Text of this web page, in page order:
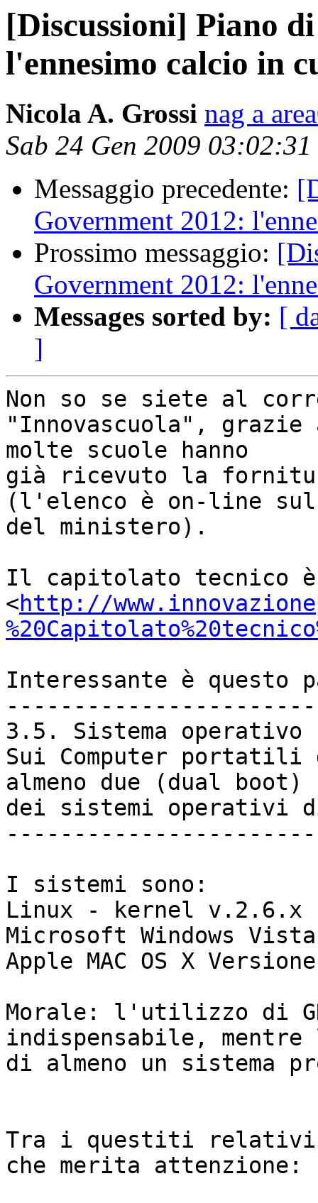
[Discussioni] Piano
l'ennesimo calcio in
Nicola A. Grossi nag a
Sab 24 Gen 2009
Messaggio precedente:
Government 2012:
Prossimo messaggio:
Government 2012:
Messages sorted by: [
]
Non so se siete al
"Innovascuola",
molte scuole hanno
già ricevuto la
(l'elenco è on-line
del ministero).
Il capitolato tecnico
<http://
Interessante è questo
3.5. Sistema operativo
Sui Computer portatili
almeno due (dual boot)
dei sistemi operativi
I sistemi sono:
Linux - kernel v.2.6.x
Microsoft Windows
Apple MAC OS X
Morale: l'utilizzo di
indispensabile,
di almeno un sistema
Tra i questiti relativi
che merita attenzione: